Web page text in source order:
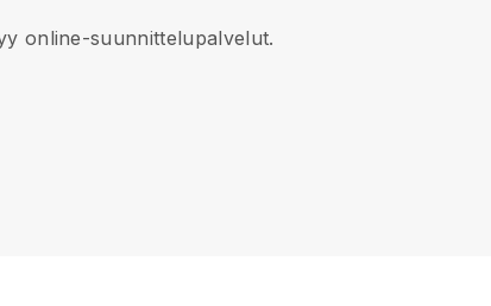
online-suunnittelupalvelut.